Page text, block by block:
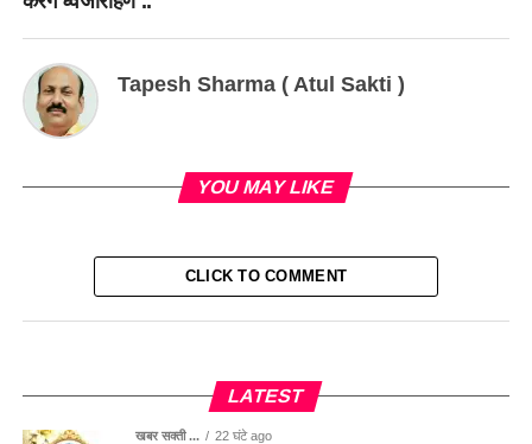
Tapesh Sharma ( Atul Sakti )
YOU MAY LIKE
CLICK TO COMMENT
LATEST
खबर सक्ती ... 22 घंटे ago